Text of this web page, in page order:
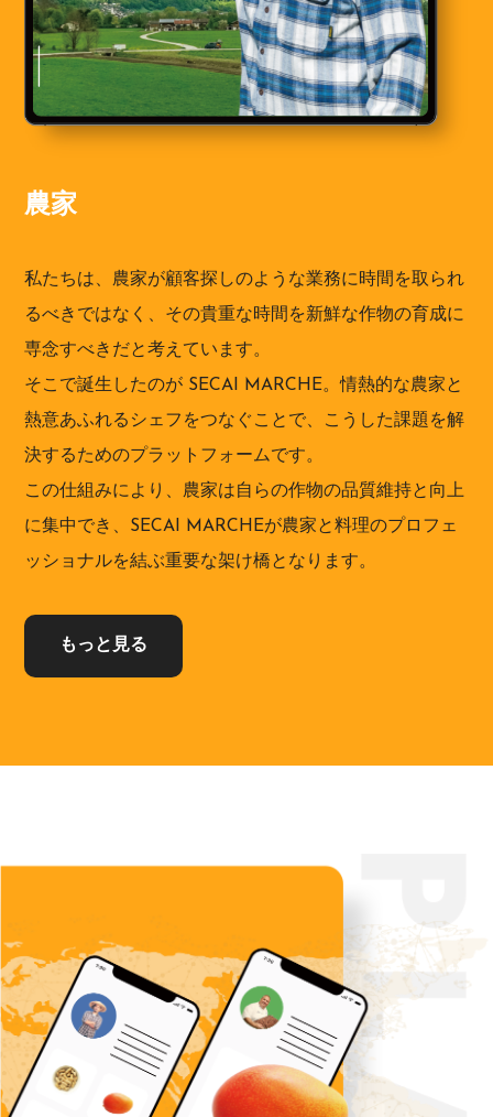
農家
私たちは、農家が顧客探しのような業務に時間を取られ
るべきではなく、その貴重な時間を新鮮な作物の育成に
専念すべきだと考えています。
そこで誕生したのが SECAI MARCHE。情熱的な農家と
熱意あふれるシェフをつなぐことで、こうした課題を解
決するためのプラットフォームです。
この仕組みにより、農家は自らの作物の品質維持と向上
に集中でき、SECAI MARCHEが農家と料理のプロフェ
ッショナルを結ぶ重要な架け橋となります。
もっと見る